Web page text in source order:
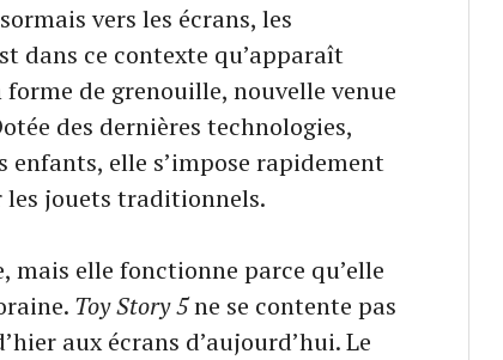
vers les écrans, les
dans ce contexte qu’apparaît
de grenouille, nouvelle venue
des dernières technologies,
elle s’impose rapidement
jouets traditionnels.
mais elle fonctionne parce qu’elle
Toy Story 5ne se contente pas
aux écrans d’aujourd’hui. Le